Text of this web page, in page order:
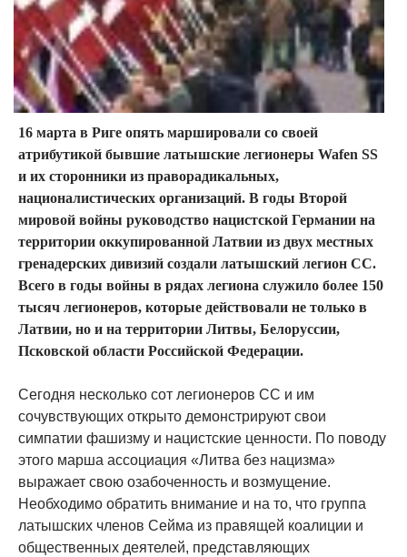
16 марта в Риге опять маршировали со своей
атрибутикой бывшие латышские легионеры Wafen SS
и их сторонники из праворадикальных,
националистических организаций. В годы Второй
мировой войны руководство нацистской Германии на
территории оккупированной Латвии из двух местных
гренадерских дивизий создали латышский легион СС.
Всего в годы войны в рядах легиона служило более 150
тысяч легионеров, которые действовали не только в
Латвии, но и на территории Литвы, Белоруссии,
Псковской области Российской Федерации.
Сегодня несколько сот легионеров СС и им
сочувствующих открыто демонстрируют свои
симпатии фашизму и нацистские ценности. По поводу
этого марша ассоциация «Литва без нацизма»
выражает свою озабоченность и возмущение.
Необходимо обратить внимание и на то, что группа
латышских членов Сейма из правящей коалиции и
общественных деятелей, представляющих